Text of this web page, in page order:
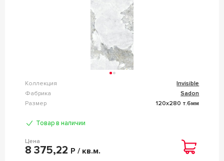
Коллекция
Invisible
Фабрика
Sadon
Размер
120x280 т.6мм
Товар в наличии
Цена
8 375,22 Р / кв.м.